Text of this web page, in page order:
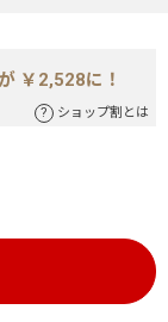
￥2,528に！
ショップ割とは